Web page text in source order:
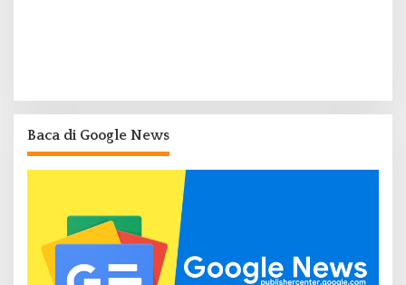
Baca di Google News